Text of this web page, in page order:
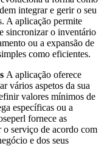
integrar e gerir o seu
A aplicação permite
sincronizar o inventário
ou a expansão de
como eficientes.
A aplicação oferece
vários aspetos da sua
valores mínimos de
específicas ou a
fornece as
o serviço de acordo com
e dos seus